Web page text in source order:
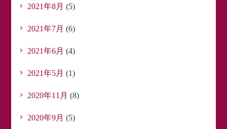
2021年8月 (5)
2021年7月 (6)
2021年6月 (4)
2021年5月 (1)
2020年11月 (8)
2020年9月 (5)